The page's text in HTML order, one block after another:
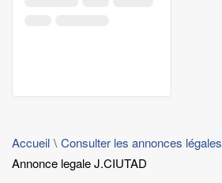
Accueil Consulter les annonces légales
Annonce legale J.CIUTAD